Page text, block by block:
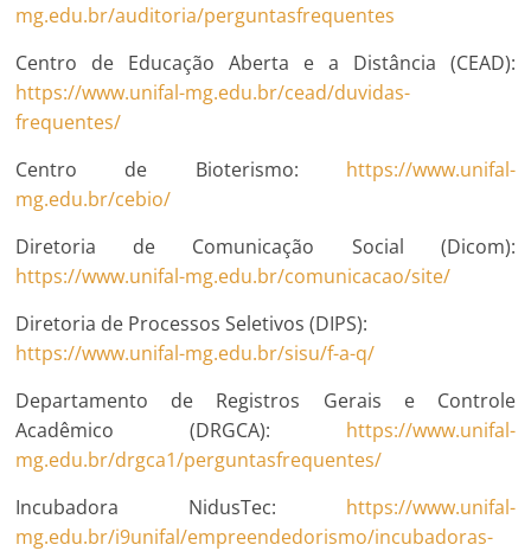
mg.edu.br/auditoria/perguntasfrequentes
Centro de Educação Aberta e a Distância (CEAD):
https://www.unifal-mg.edu.br/cead/duvidas-
frequentes/
Centro de Bioterismo: https://www.unifal-
mg.edu.br/cebio/
Diretoria de Comunicação Social (Dicom):
https://www.unifal-mg.edu.br/comunicacao/site/
Diretoria de Processos Seletivos (DIPS):
https://www.unifal-mg.edu.br/sisu/f-a-q/
Departamento de Registros Gerais e Controle
Acadêmico (DRGCA): https://www.unifal-
mg.edu.br/drgca1/perguntasfrequentes/
Incubadora NidusTec: https://www.unifal-
mg.edu.br/i9unifal/empreendedorismo/incubadoras-